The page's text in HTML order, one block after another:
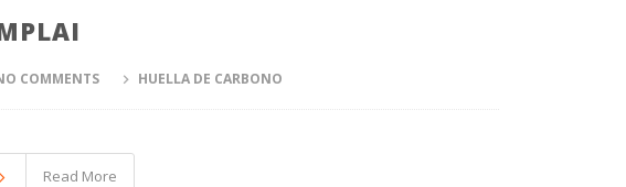
COMMENTS HUELLA DE CARBONO
Read More